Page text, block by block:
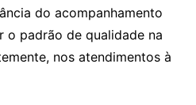
do acompanhamento
o padrão de qualidade na
nos atendimentos à